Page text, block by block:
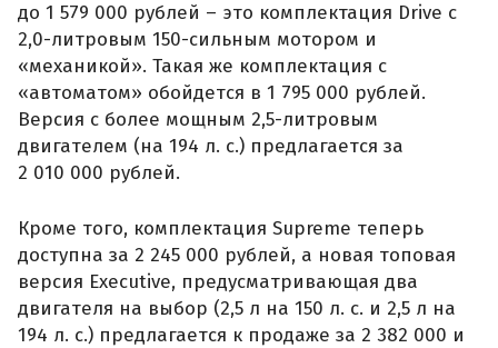
до 1 579 000 рублей – это комплектация Drive с
2,0-литровым 150-сильным мотором и
«механикой». Такая же комплектация с
«автоматом» обойдется в 1 795 000 рублей.
Версия с более мощным 2,5-литровым
двигателем (на 194 л. с.) предлагается за
2 010 000 рублей.
Кроме того, комплектация Supreme теперь
доступна за 2 245 000 рублей, а новая топовая
версия Executive, предусматривающая два
двигателя на выбор (2,5 л на 150 л. с. и 2,5 л на
194 л. с.) предлагается к продаже за 2 382 000 и